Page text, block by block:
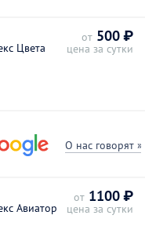
Цвета
от 500 ₽
цена за сутки
О нас говорят »
Авиатор
от 1100 ₽
цена за сутки